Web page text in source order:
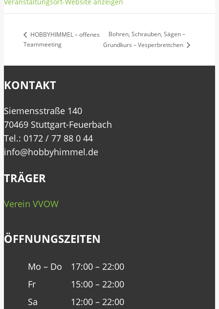
HOBBYHIMMEL – offenes
Teammeeting
Bohren, Schrauben, Sägen –
Grundkurs – Vesperbrettchen
KONTAKT
Siemensstraße 140
70469 Stuttgart-Feuerbach
Tel.: 0172 / 77 88 0 44
info@hobbyhimmel.de
TRÄGER
Verein VVOW
ÖFFNUNGSZEITEN
Mo – Do
17:00 – 22:00
Fr
15:00 – 22:00
Sa
12:00 – 22:00